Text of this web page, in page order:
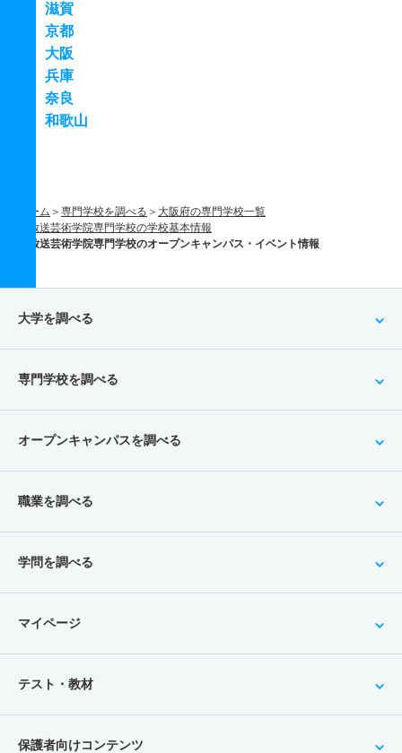
滋賀
京都
大阪
兵庫
奈良
和歌山
ホーム 専門学校を調べる
大阪府の専門学校一覧
放送芸術学院専門学校の学校基本情報
放送芸術学院専門学校のオープンキャンパス・イベント情報
大学を調べる
専門学校を調べる
オープンキャンパスを調べる
職業を調べる
学問を調べる
マイページ
テスト・教材
保護者向けコンテンツ